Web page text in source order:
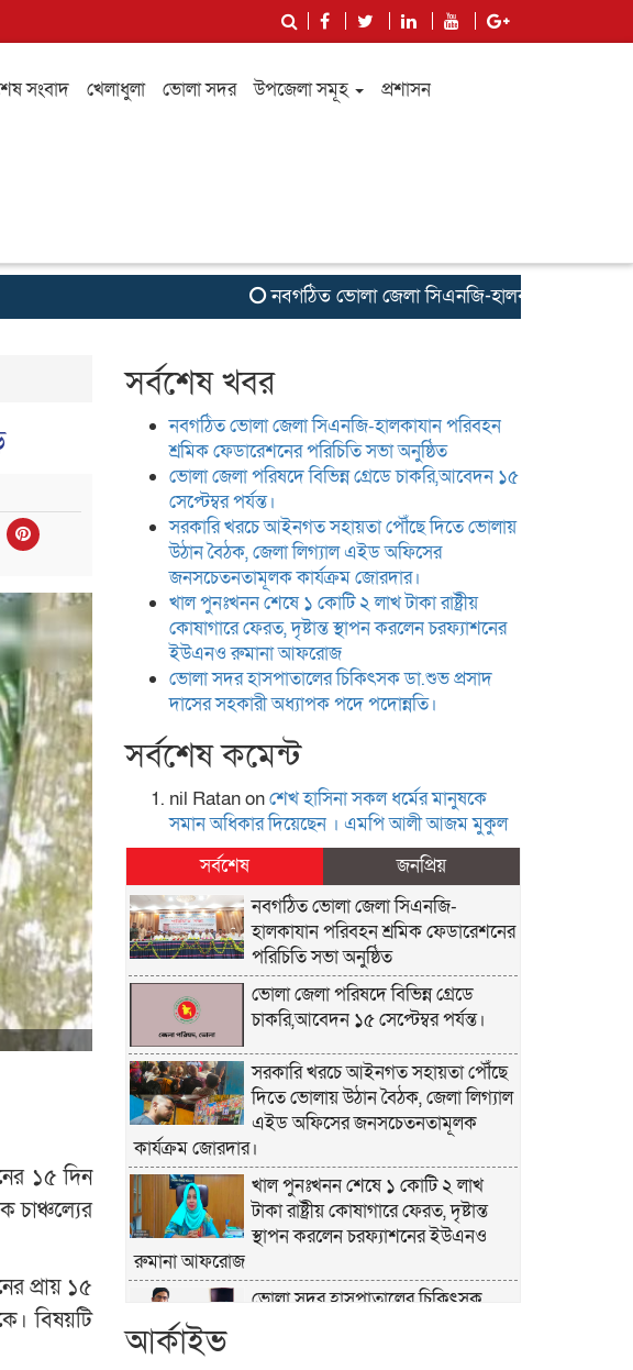
সংবাদ খেলাধুলা ভোলা সদর উপজেলা সমূহ
প্রশাসন
নবগঠিত ভোলা জেলা সিএনজি-হালকাযান পরিবহন শ্রমিক
১৫ দিন
চাঞ্চল্যের
প্রায় ১৫
বিষয়টি
সর্বশেষ খবর
নবগঠিত ভোলা জেলা সিএনজি-হালকাযান পরিবহন
শ্রমিক ফেডারেশনের পরিচিতি সভা অনুষ্ঠিত
ভোলা জেলা পরিষদে বিভিন্ন গ্রেডে চাকরি,আবেদন ১৫
সেপ্টেম্বর পর্যন্ত।
সরকারি খরচে আইনগত সহায়তা পৌঁছে দিতে ভোলায়
উঠান বৈঠক, জেলা লিগ্যাল এইড অফিসের
জনসচেতনতামূলক কার্যক্রম জোরদার।
খাল পুনঃখনন শেষে ১ কোটি ২ লাখ টাকা রাষ্ট্রীয়
কোষাগারে ফেরত, দৃষ্টান্ত স্থাপন করলেন চরফ্যাশনের
ইউএনও রুমানা আফরোজ
ভোলা সদর হাসপাতালের চিকিৎসক ডা.শুভ প্রসাদ
দাসের সহকারী অধ্যাপক পদে পদোন্নতি।
সর্বশেষ কমেন্ট
nil Ratanonশেখ হা‌সিনা সকল ধ‌র্মের মানু‌ষকে
সমান অ‌ধিকার দি‌য়ে‌ছেন । এম‌পি আলী আজম মুকুল
সর্বশেষ
জনপ্রিয়
নবগঠিত ভোলা জেলা সিএনজি-
হালকাযান পরিবহন শ্রমিক ফেডারেশনের
পরিচিতি সভা অনুষ্ঠিত
ভোলা জেলা পরিষদে বিভিন্ন গ্রেডে
চাকরি,আবেদন ১৫ সেপ্টেম্বর পর্যন্ত।
সরকারি খরচে আইনগত সহায়তা পৌঁছে
দিতে ভোলায় উঠান বৈঠক, জেলা লিগ্যাল
এইড অফিসের জনসচেতনতামূলক
কার্যক্রম জোরদার।
খাল পুনঃখনন শেষে ১ কোটি ২ লাখ
টাকা রাষ্ট্রীয় কোষাগারে ফেরত, দৃষ্টান্ত
স্থাপন করলেন চরফ্যাশনের ইউএনও
রুমানা আফরোজ
ভোলা সদর হাসপাতালের চিকিৎসক
আর্কাইভ